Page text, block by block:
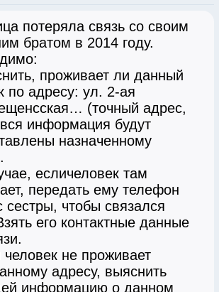
потеряла связь со своим
братом в 2014 году.
проживает ли данный
по адресу: ул. 2-ая
(точный адрес,
информация будут
назначенному
есличеловек там
передать ему телефон
сестры, чтобы связался
его контактные данные
не проживает
адресу, выяснить
информацию о данном